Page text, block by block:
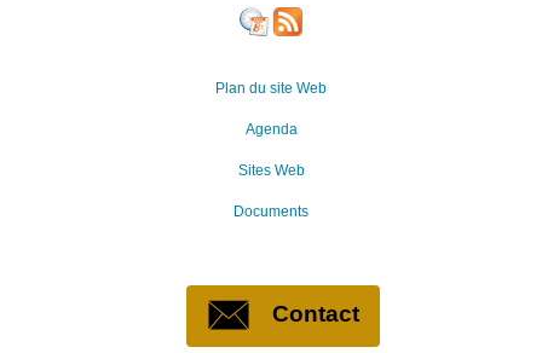
Plan du site Web
Agenda
Sites Web
Documents
Contact